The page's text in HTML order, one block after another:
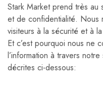
Stark Market prend très
et de confidentialité. Nous
visiteurs à la sécurité et à
Et c’est pourquoi nous ne
l’information à travers
décrites ci-dessous: